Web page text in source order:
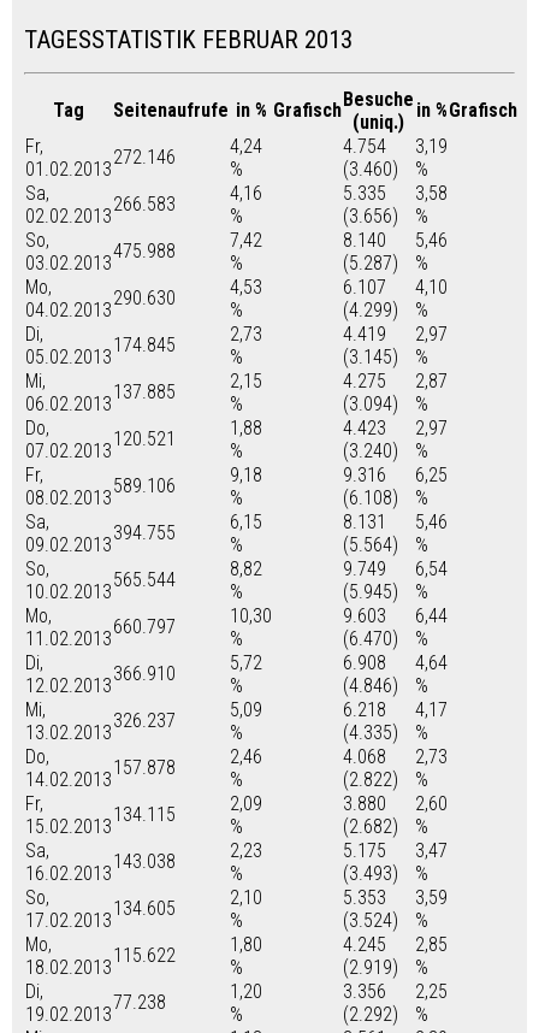
TAGESSTATISTIK FEBRUAR 2013
Tag Seitenaufrufe in % GrafischBesuche
(uniq.)
in %Grafisch
Fr,
01.02.2013
272.146
4,24
%
4.754
(3.460)
3,19
%
Sa,
02.02.2013
266.583
4,16
%
5.335
(3.656)
3,58
%
So,
03.02.2013
475.988
7,42
%
8.140
(5.287)
5,46
%
Mo,
04.02.2013
290.630
4,53
%
6.107
(4.299)
4,10
%
Di,
05.02.2013
174.845
2,73
%
4.419
(3.145)
2,97
%
Mi,
06.02.2013
137.885
2,15
%
4.275
(3.094)
2,87
%
Do,
07.02.2013
120.521
1,88
%
4.423
(3.240)
2,97
%
Fr,
08.02.2013
589.106
9,18
%
9.316
(6.108)
6,25
%
Sa,
09.02.2013
394.755
6,15
%
8.131
(5.564)
5,46
%
So,
10.02.2013
565.544
8,82
%
9.749
(5.945)
6,54
%
Mo,
11.02.2013
660.797
10,30
%
9.603
(6.470)
6,44
%
Di,
12.02.2013
366.910
5,72
%
6.908
(4.846)
4,64
%
Mi,
13.02.2013
326.237
5,09
%
6.218
(4.335)
4,17
%
Do,
14.02.2013
157.878
2,46
%
4.068
(2.822)
2,73
%
Fr,
15.02.2013
134.115
2,09
%
3.880
(2.682)
2,60
%
Sa,
16.02.2013
143.038
2,23
%
5.175
(3.493)
3,47
%
So,
17.02.2013
134.605
2,10
%
5.353
(3.524)
3,59
%
Mo,
18.02.2013
115.622
1,80
%
4.245
(2.919)
2,85
%
Di,
19.02.2013
77.238
1,20
%
3.356
(2.292)
2,25
%